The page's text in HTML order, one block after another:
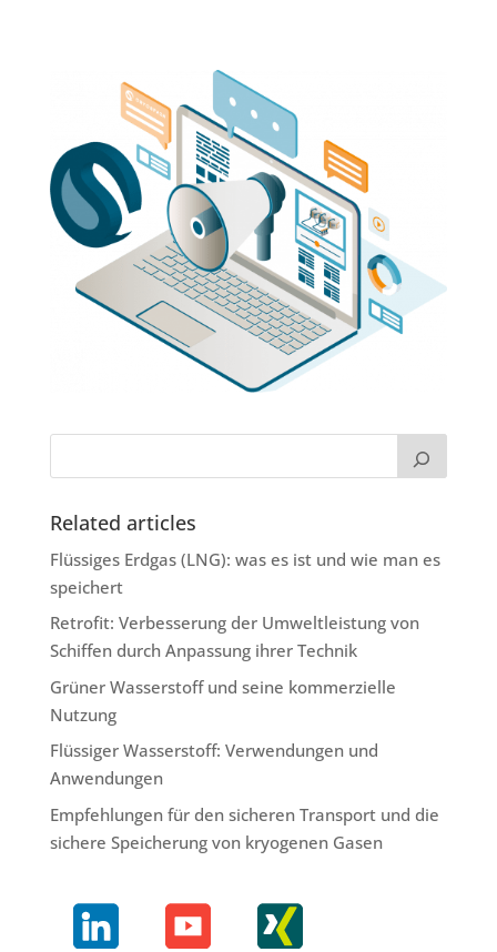
Related articles
Flüssiges Erdgas (LNG): was es ist und wie man es
speichert
Retrofit: Verbesserung der Umweltleistung von
Schiffen durch Anpassung ihrer Technik
Grüner Wasserstoff und seine kommerzielle
Nutzung
Flüssiger Wasserstoff: Verwendungen und
Anwendungen
Empfehlungen für den sicheren Transport und die
sichere Speicherung von kryogenen Gasen